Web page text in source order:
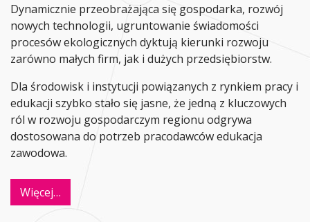
Dynamicznie przeobrażająca się gospodarka, rozwój
nowych technologii, ugruntowanie świadomości
procesów ekologicznych dyktują kierunki rozwoju
zarówno małych firm, jak i dużych przedsiębiorstw.
Dla środowisk i instytucji powiązanych z rynkiem pracy i
edukacji szybko stało się jasne, że jedną z kluczowych
ról w rozwoju gospodarczym regionu odgrywa
dostosowana do potrzeb pracodawców edukacja
zawodowa.
Więcej…